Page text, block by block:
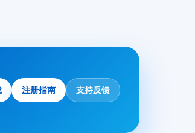
注册指南 支持反馈